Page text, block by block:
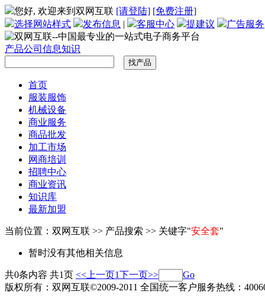
您好, 欢迎来到双网互联 [请登陆] [免费注册]
选择网站样式
发布信息 | 客服中心 提建议 广告服务
产品公司 信息知识
首页
服装服饰
机械设备
商业服务
商品批发
加工市场
网商培训
招聘中心
商业资讯
知识库
最新加盟
当前位置：双网互联 >> 产品搜索 >> 关键字"安全套"
暂时没有其他相关信息
共0条内容 共1页 <<上一页1下一页>>
Go
版权所有：双网互联©2009-2011 全国统一客户服务热线：